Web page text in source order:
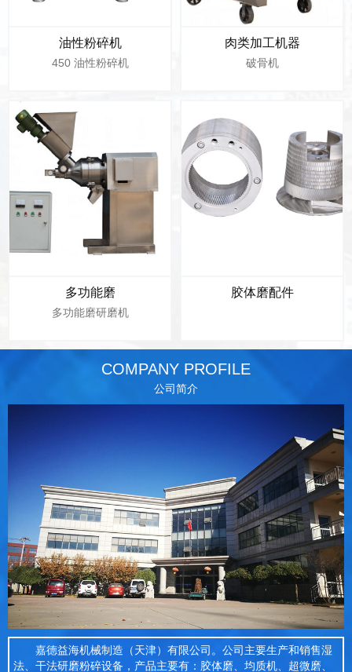
油性粉碎机
450 油性粉碎机
肉类加工机器
破骨机
多功能磨
多功能磨研磨机
胶体磨配件
COMPANY PROFILE
公司简介
嘉德益海机械制造（天津）有限公司。公司主要生产和销售湿
法、干法研磨粉碎设备，产品主要有：胶体磨、均质机、超微磨、